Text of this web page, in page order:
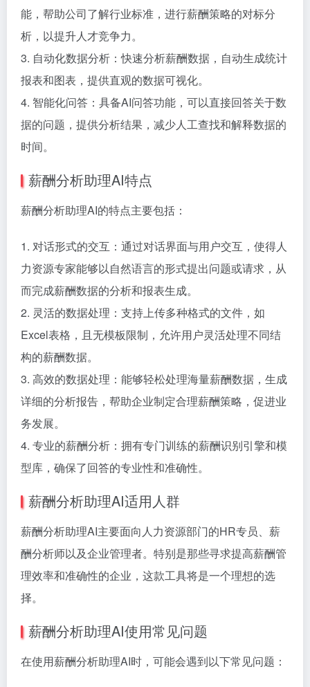
能，帮助公司了解行业标准，进行薪酬策略的对标分
析，以提升人才竞争力。
3. 自动化数据分析：快速分析薪酬数据，自动生成统计
报表和图表，提供直观的数据可视化。
4. 智能化问答：具备AI问答功能，可以直接回答关于数
据的问题，提供分析结果，减少人工查找和解释数据的
时间。
薪酬分析助理AI特点
薪酬分析助理AI的特点主要包括：
1. 对话形式的交互：通过对话界面与用户交互，使得人
力资源专家能够以自然语言的形式提出问题或请求，从
而完成薪酬数据的分析和报表生成。
2. 灵活的数据处理：支持上传多种格式的文件，如
Excel表格，且无模板限制，允许用户灵活处理不同结
构的薪酬数据。
3. 高效的数据处理：能够轻松处理海量薪酬数据，生成
详细的分析报告，帮助企业制定合理薪酬策略，促进业
务发展。
4. 专业的薪酬分析：拥有专门训练的薪酬识别引擎和模
型库，确保了回答的专业性和准确性。
薪酬分析助理AI适用人群
薪酬分析助理AI主要面向人力资源部门的HR专员、薪
酬分析师以及企业管理者。特别是那些寻求提高薪酬管
理效率和准确性的企业，这款工具将是一个理想的选
择。
薪酬分析助理AI使用常见问题
在使用薪酬分析助理AI时，可能会遇到以下常见问题：